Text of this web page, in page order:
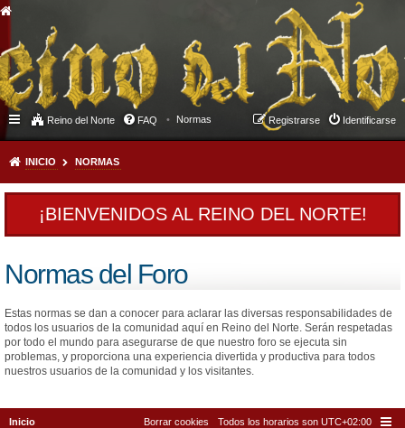
Reino del Norte FAQ Normas Identificarse
Registrarse
INICIO NORMAS
¡BIENVENIDOS AL REINO DEL NORTE!
Normas del Foro
Estas normas se dan a conocer para aclarar las diversas responsabilidades de
todos los usuarios de la comunidad aquí en Reino del Norte. Serán respetadas
por todo el mundo para asegurarse de que nuestro foro se ejecuta sin
problemas, y proporciona una experiencia divertida y productiva para todos
nuestros usuarios de la comunidad y los visitantes.
Inicio Todos los horarios son UTC+02:00
Borrar cookies